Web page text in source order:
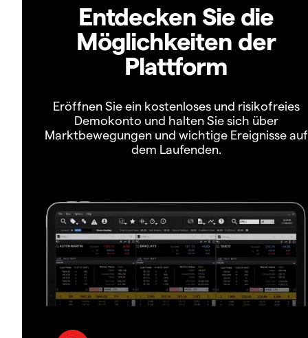
Entdecken Sie die
Möglichkeiten der
Plattform
Eröffnen Sie ein kostenloses und risikofreies
Demokonto und halten Sie sich über
Marktbewegungen und wichtige Ereignisse auf
dem Laufenden.